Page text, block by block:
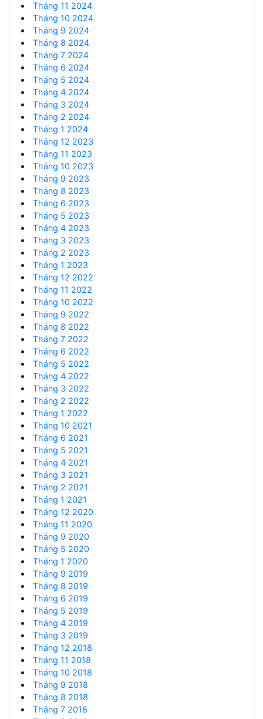
Tháng 11 2024
Tháng 10 2024
Tháng 9 2024
Tháng 8 2024
Tháng 7 2024
Tháng 6 2024
Tháng 5 2024
Tháng 4 2024
Tháng 3 2024
Tháng 2 2024
Tháng 1 2024
Tháng 12 2023
Tháng 11 2023
Tháng 10 2023
Tháng 9 2023
Tháng 8 2023
Tháng 6 2023
Tháng 5 2023
Tháng 4 2023
Tháng 3 2023
Tháng 2 2023
Tháng 1 2023
Tháng 12 2022
Tháng 11 2022
Tháng 10 2022
Tháng 9 2022
Tháng 8 2022
Tháng 7 2022
Tháng 6 2022
Tháng 5 2022
Tháng 4 2022
Tháng 3 2022
Tháng 2 2022
Tháng 1 2022
Tháng 10 2021
Tháng 6 2021
Tháng 5 2021
Tháng 4 2021
Tháng 3 2021
Tháng 2 2021
Tháng 1 2021
Tháng 12 2020
Tháng 11 2020
Tháng 9 2020
Tháng 5 2020
Tháng 1 2020
Tháng 9 2019
Tháng 8 2019
Tháng 6 2019
Tháng 5 2019
Tháng 4 2019
Tháng 3 2019
Tháng 12 2018
Tháng 11 2018
Tháng 10 2018
Tháng 9 2018
Tháng 8 2018
Tháng 7 2018